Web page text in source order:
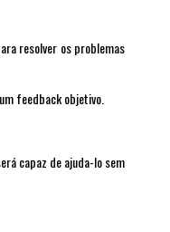
resolver os problemas
feedback objetivo.
capaz de ajuda-lo sem